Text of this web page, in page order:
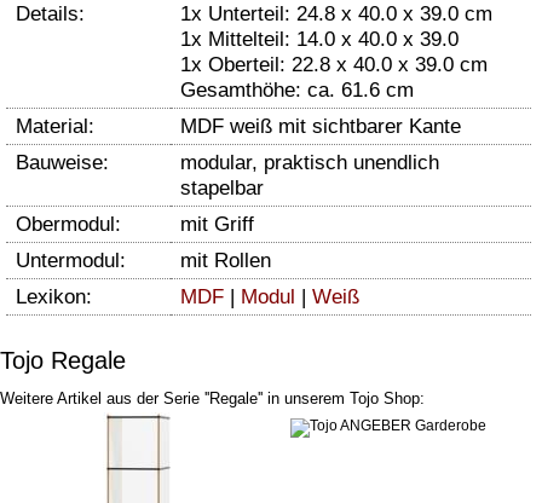
Details:
1x Unterteil: 24.8 x 40.0 x 39.0 cm
1x Mittelteil: 14.0 x 40.0 x 39.0
1x Oberteil: 22.8 x 40.0 x 39.0 cm
Gesamthöhe: ca. 61.6 cm
Material:
MDF weiß mit sichtbarer Kante
Bauweise:
modular, praktisch unendlich
stapelbar
Obermodul:
mit Griff
Untermodul:
mit Rollen
Lexikon:
MDF | Modul | Weiß
Tojo Regale
Weitere Artikel aus der Serie ''Regale'' in unserem Tojo Shop: